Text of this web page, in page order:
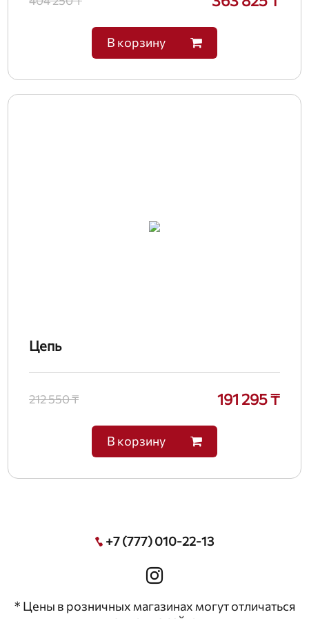
В корзину
Цепь
212 550 ₸ 191 295 ₸
В корзину
+7 (777) 010-22-13
* Цены в розничных магазинах могут отличаться